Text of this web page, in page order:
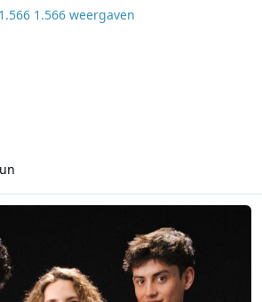
1.566 weergaven
zet in op een warme thuis voor iedereen